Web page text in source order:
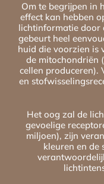
Om te begrijpen in
effect kan hebben
lichtinformatie door
gebeurt heel
huid die voorzien is
de mitochondriën
cellen produceren).
en
Het oog zal de
gevoelige
miljoen), zijn
kleuren en de